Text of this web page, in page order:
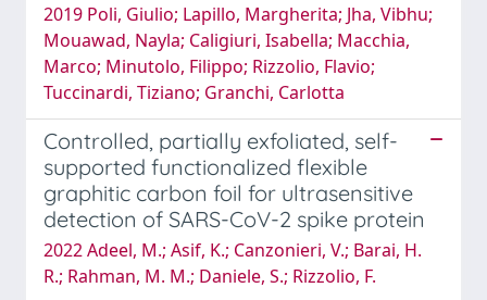
2019 Poli, Giulio; Lapillo, Margherita; Jha, Vibhu;
Mouawad, Nayla; Caligiuri, Isabella; Macchia,
Marco; Minutolo, Filippo; Rizzolio, Flavio;
Tuccinardi, Tiziano; Granchi, Carlotta
Controlled, partially exfoliated, self-
supported functionalized flexible
graphitic carbon foil for ultrasensitive
detection of SARS-CoV-2 spike protein
2022 Adeel, M.; Asif, K.; Canzonieri, V.; Barai, H.
R.; Rahman, M. M.; Daniele, S.; Rizzolio, F.